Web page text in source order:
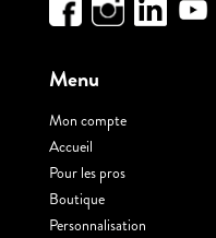
Menu
Mon compte
Accueil
Pour les pros
Boutique
Personnalisation